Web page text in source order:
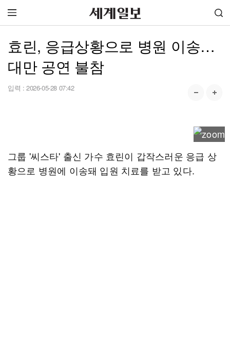
효린, 응급상황으로 병원 이송…
대만 공연 불참
입력 : 2026-05-28 07:42
그룹 '씨스타' 출신 가수 효린이 갑작스러운 응급 상
황으로 병원에 이송돼 입원 치료를 받고 있다.